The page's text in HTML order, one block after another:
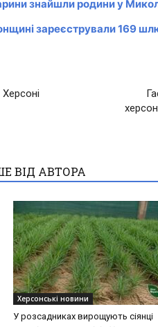
знайшли родини у
зареєстрували 169
ВІД АВТОРА
Херсонські новини
У розсадниках вирощують сіянці